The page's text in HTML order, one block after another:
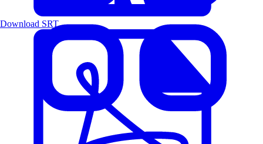
Download SRT